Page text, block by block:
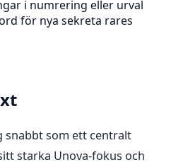
i numrering eller urval
för nya sekreta rares
snabbt som ett centralt
starka Unova-fokus och